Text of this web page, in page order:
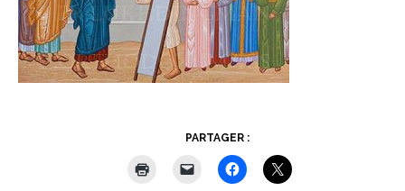
PARTAGER :